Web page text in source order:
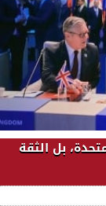
بل الثقة